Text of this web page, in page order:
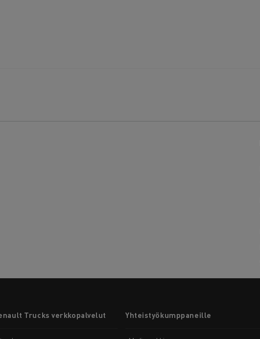
Trucks verkkopalvelut Yhteistyökumppaneille